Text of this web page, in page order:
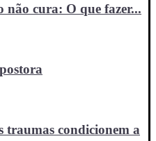
não cura: O que fazer...
traumas condicionem a